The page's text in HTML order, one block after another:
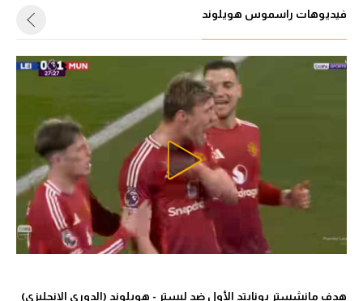
فيديوهات راسموس هويلوند
هدف مانشستر يونايتد الأول ضد ليستر - هويلوند (الدوري الإنجليزي)